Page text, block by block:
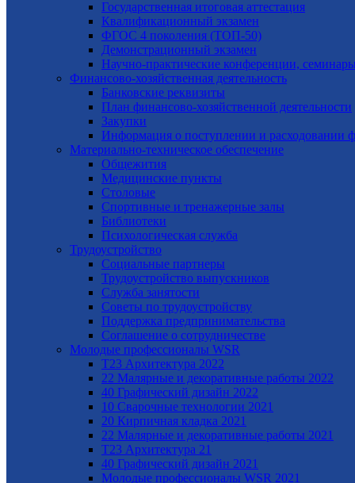
Государственная итоговая аттестация
Квалификационный экзамен
ФГОС 4 поколения (ТОП-50)
Демонстрационный экзамен
Научно-практические конференции,
Финансово-хозяйственная деятельность
Банковские реквизиты
План финансово-хозяйственной деятельности
Закупки
Информация о поступлении и расходовании
Материально-техническое обеспечение
Общежития
Медицинские пункты
Столовые
Спортивные и тренажерные залы
Библиотеки
Психологическая служба
Трудоустройство
Cоциальные партнеры
Трудоустройство выпускников
Служба занятости
Советы по трудоустройству
Поддержка предпринимательства
Cоглашение о сотрудничестве
Молодые профессионалы WSR
T23 Архитектура 2022
22 Малярные и декоративные работы 2022
40 Графический дизайн 2022
10 Сварочные технологии 2021
20 Кирпичная кладка 2021
22 Малярные и декоративные работы 2021
Т23 Архитектура 21
40 Графический дизайн 2021
Молодые профессионалы WSR 2021